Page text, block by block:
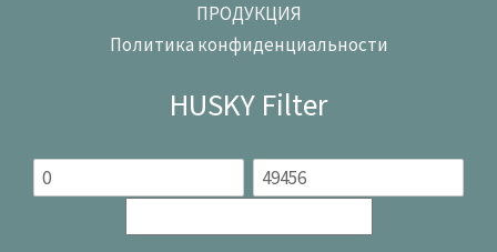
ПРОДУКЦИЯ
Политика конфиденциальности
HUSKY Filter